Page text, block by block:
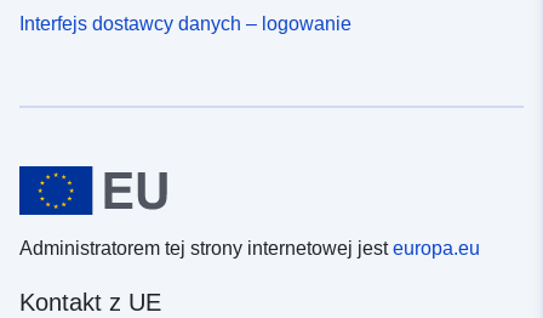
Interfejs dostawcy danych – logowanie
Administratorem tej strony internetowej jesteuropa.eu
Kontakt z UE